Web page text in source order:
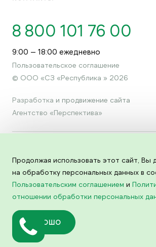
8 800 101 76 00
9:00 — 18:00 ежедневно
Пользовательское соглашение
© ООО «СЗ «Республика » 2026
Разработка и продвижение сайта
Агентство «Перспектива»
ЛЮБАЯ ИНФОРМАЦИЯ,
САЙТЕ, НОСИТ ИСКЛЮЧИТЕЛЬНО
ХАРАКТЕР И НИ ПРИ КАКИХ УСЛОВИЯХ НЕ
ПУБЛИЧНОЙ ОФЕРТОЙ, ОПРЕДЕЛЯЕМОЙ
СТАТЬИ 437 ГК РОССИЙСКОЙ
ПУБЛИКУЕМЫЕ НА САЙТЕ МАТЕРИАЛЫ
«СЗ «РЕСПУБЛИКА»
Продолжая использовать этот сайт, Вы
на обработку персональных данных в
Пользовательским соглашением и
отношении обработки персональных
ХОРОШО